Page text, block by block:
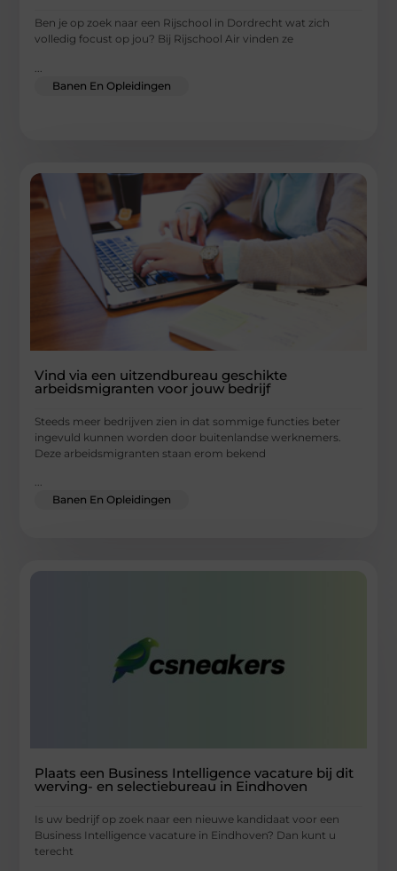
Ben je op zoek naar een Rijschool in Dordrecht wat zich
volledig focust op jou? Bij Rijschool Air vinden ze
Banen En Opleidingen
Vind via een uitzendbureau geschikte
arbeidsmigranten voor jouw bedrijf
Steeds meer bedrijven zien in dat sommige functies beter
ingevuld kunnen worden door buitenlandse werknemers.
Deze arbeidsmigranten staan erom bekend
...
Banen En Opleidingen
Plaats een Business Intelligence vacature bij dit
werving- en selectiebureau in Eindhoven
Is uw bedrijf op zoek naar een nieuwe kandidaat voor een
Business Intelligence vacature in Eindhoven? Dan kunt u
terecht